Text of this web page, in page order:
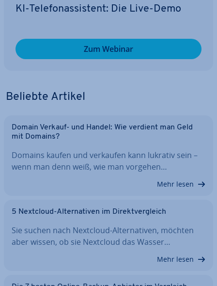
KI-Te­le­fon­as­sis­tent: Die Live-Demo
Zum Webinar
Beliebte Artikel
Domain Verkauf- und Handel: Wie verdient man Geld
mit Domains?
Domains kaufen und verkaufen kann lukrativ sein –
wenn man denn weiß, wie man vorgehen…
Mehr lesen
5 Nextcloud-Al­ter­na­ti­ven im Di­rekt­ver­gleich
Sie suchen nach Nextcloud-Al­ter­na­ti­ven, möchten
aber wissen, ob sie Nextcloud das Wasser…
Mehr lesen